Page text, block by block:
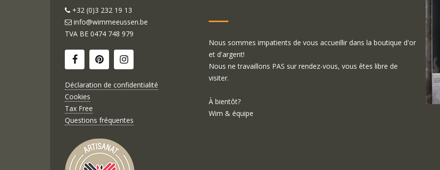
+32 (0)3 232 19 13
info@wimmeeussen.be
TVA BE 0474 748 979
Déclaration de confidentialité
Cookies
Tax Free
Questions fréquentes
Nous sommes impatients de vous accueillir dans la boutique d'or
et d'argent!
Nous ne travaillons PAS sur rendez-vous, vous êtes libre de
visiter.
À bientôt?
Wim & équipe